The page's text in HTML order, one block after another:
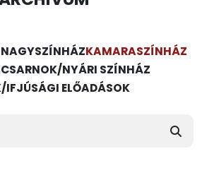
NAGYSZÍNHÁZKAMARASZÍNHÁZ
CSARNOK/NYÁRI SZÍNHÁZ
IFJÚSÁGI ELŐADÁSOK